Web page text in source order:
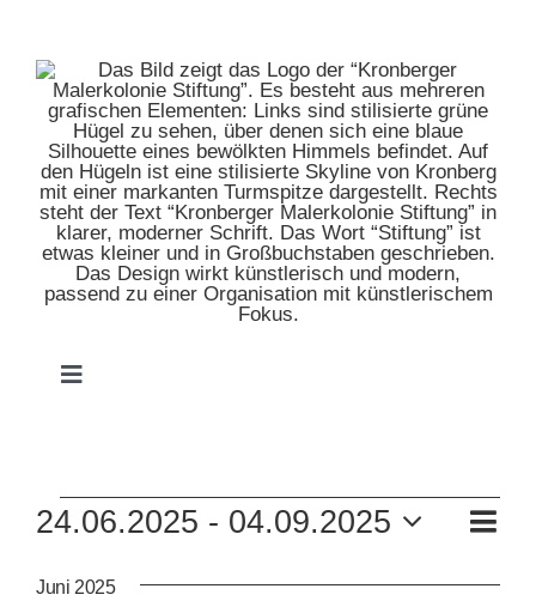
springen
Toggle
MUSEUM
KUNSTSCHULE
VERANSTALTUNGEN
Liste
24.06.2025 - 04.09.2025
wählen.
Juni 2025